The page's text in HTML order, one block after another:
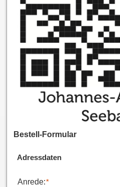
Bestell-Formular
Adressdaten
Anrede:*